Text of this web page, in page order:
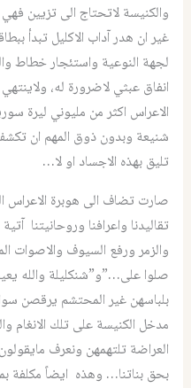
والكنيسة لاتحتاج الى تزيين
غير ان هدر آداب الاكليل تبدأ
لجهة النوعية واستئجار خطاط
انفاق عبثي لاضرورة له،
الاعراس اكثر من مليوني ليرة
شنيعة وبدون ذوق المهم ان
تليق بهذه الاجساد او لا…
صارت تضاف الى هوبرة الاعراس
تقاليدنا واعرافنا وروحانيتنا
والزمر ورفع السيوف والاصوات
صلوا على…”و”شنكليلة والله
بلباسهن غير المحتشم يرقصن
مدخل الكنيسة على تلك الانغام
العراضة تلتهمهن ونعرف
بحق بناتنا… وهذه ايضاً مكلفة